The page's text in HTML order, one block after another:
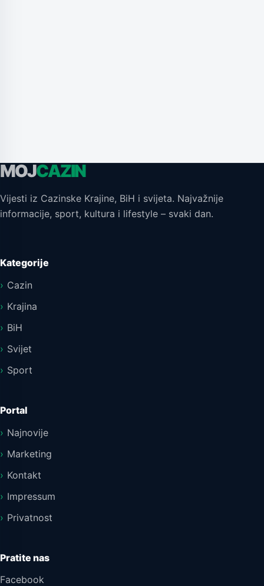
MOJCAZIN
Vijesti iz Cazinske Krajine, BiH i svijeta. Najvažnije
informacije, sport, kultura i lifestyle – svaki dan.
Kategorije
Cazin
Krajina
BiH
Svijet
Sport
Portal
Najnovije
Marketing
Kontakt
Impressum
Privatnost
Pratite nas
Facebook